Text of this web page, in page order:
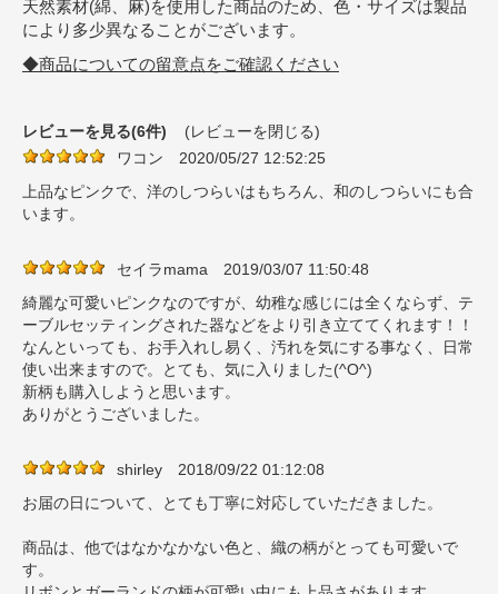
天然素材(綿、麻)を使用した商品のため、色・サイズは製品
により多少異なることがございます。
◆商品についての留意点をご確認ください
レビューを見る(6件) (レビューを閉じる)
ワコン
2020/05/27 12:52:25
上品なピンクで、洋のしつらいはもちろん、和のしつらいにも合
います。
セイラmama
2019/03/07 11:50:48
綺麗な可愛いピンクなのですが、幼稚な感じには全くならず、テ
ーブルセッティングされた器などをより引き立ててくれます！！
なんといっても、お手入れし易く、汚れを気にする事なく、日常
使い出来ますので。とても、気に入りました(^O^)
新柄も購入しようと思います。
ありがとうございました。
shirley
2018/09/22 01:12:08
お届の日について、とても丁寧に対応していただきました。
商品は、他ではなかなかない色と、織の柄がとっても可愛いで
す。